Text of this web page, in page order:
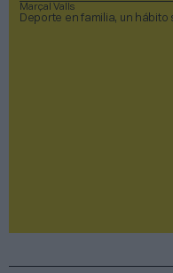
Marçal Valls
Deporte en familia, un